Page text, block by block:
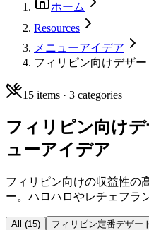
ホーム
Resources
メニューアイデア
フィリピン向けデザ
15 items · 3 categories
フィリピン向け
ューアイデア
フィリピン向けの収益性の
ー。ハロハロやレチェフラ
All (15) フィリピン定番デザー